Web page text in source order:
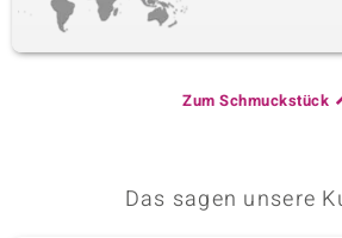
Zum Schmuckstück
Das sagen unsere